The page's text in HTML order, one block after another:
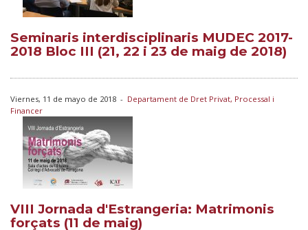
Seminaris interdisciplinaris MUDEC 2017-
2018 Bloc III (21, 22 i 23 de maig de 2018)
Viernes, 11 de mayo de 2018 - Departament de Dret Privat, Processal i
Financer
VIII Jornada d'Estrangeria: Matrimonis
forçats (11 de maig)